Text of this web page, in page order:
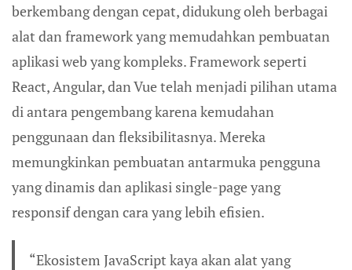
berkembang dengan cepat, didukung oleh berbagai
alat dan framework yang memudahkan pembuatan
aplikasi web yang kompleks. Framework seperti
React, Angular, dan Vue telah menjadi pilihan utama
di antara pengembang karena kemudahan
penggunaan dan fleksibilitasnya. Mereka
memungkinkan pembuatan antarmuka pengguna
yang dinamis dan aplikasi single-page yang
responsif dengan cara yang lebih efisien.
“Ekosistem JavaScript kaya akan alat yang